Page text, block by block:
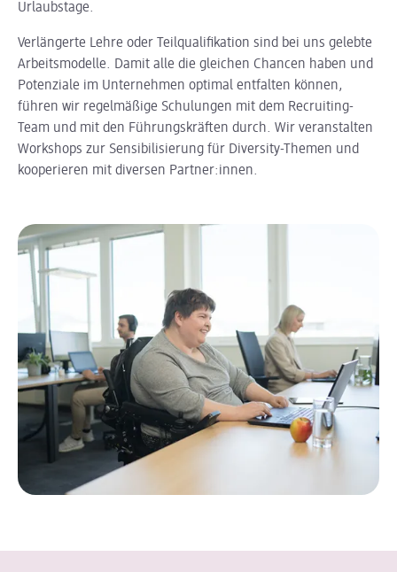
Urlaubstage.
Verlängerte Lehre oder Teilqualifikation sind bei uns gelebte
Arbeitsmodelle. Damit alle die gleichen Chancen haben und
Potenziale im Unternehmen optimal entfalten können,
führen wir regelmäßige Schulungen mit dem Recruiting-
Team und mit den Führungskräften durch. Wir veranstalten
Workshops zur Sensibilisierung für Diversity-Themen und
kooperieren mit diversen Partner:innen.